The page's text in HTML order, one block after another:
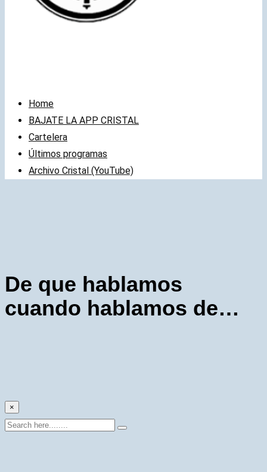
Home
BAJATE LA APP CRISTAL
Cartelera
Últimos programas
Archivo Cristal (YouTube)
De que hablamos
cuando hablamos de…
×